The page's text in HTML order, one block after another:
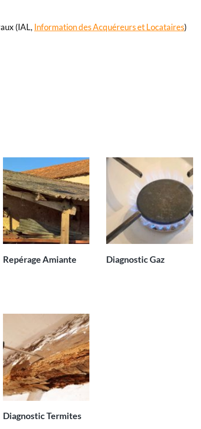
(IAL, Information des Acquéreurs et Locataires)
Repérage Amiante Diagnostic Gaz
Diagnostic Termites